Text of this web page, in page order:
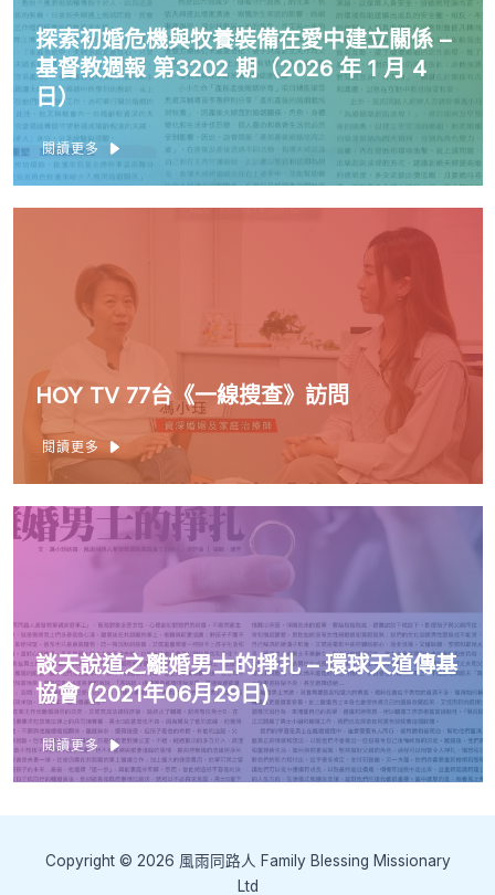
探索初婚危機與牧養裝備在愛中建立關係 –
基督教週報 第3202 期（2026 年 1 月 4
日）
閱讀更多
HOY TV 77台《一線搜查》訪問
閱讀更多
談天說道之離婚男士的掙扎 – 環球天道傳基
協會 (2021年06月29日)
閱讀更多
Copyright © 2026 風雨同路人 Family Blessing Missionary
Ltd